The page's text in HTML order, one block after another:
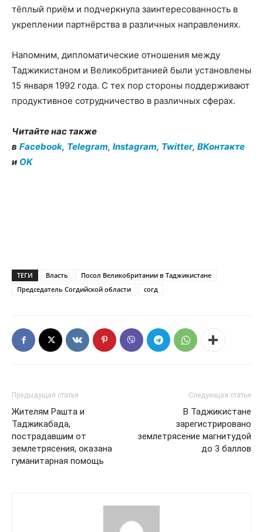
тёплый приём и подчеркнула заинтересованность в
укреплении партнёрства в различных направлениях.
Напомним, дипломатические отношения между
Таджикистаном и Великобританией были установлены
15 января 1992 года. С тех пор стороны поддерживают
продуктивное сотрудничество в различных сферах.
Читайте нас также
в Facebook, Telegram, Instagram, Twitter, ВКонтакте
и OK
ТЕГИ Власть
Посол Великобритании в Таджикистане
Председатель Согдийской области
согд
Предыдущая статья
Жителям Рашта и
Таджикабада,
пострадавшим от
землетрясения, оказана
гуманитарная помощь
Следующая статья
В Таджикистане
зарегистрировано
землетрясение магнитудой
до 3 баллов